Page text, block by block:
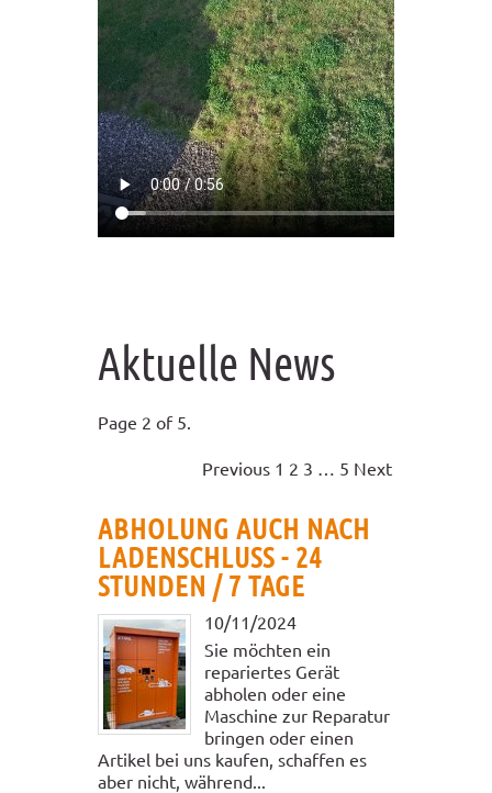
Aktuelle News
Page 2 of 5.
Previous 1 2 3 5 Next
ABHOLUNG AUCH NACH
LADENSCHLUSS - 24
STUNDEN / 7 TAGE
10/11/2024
Sie möchten ein
repariertes Gerät
abholen oder eine
Maschine zur Reparatur
bringen oder einen
Artikel bei uns kaufen, schaffen es
aber nicht, während...